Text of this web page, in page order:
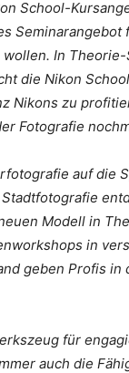
School-
Seminarangebot
In
die Nikon
Nikons zu
Fotografie
auf die
Modell in
in
geben Profis in
für
auch die